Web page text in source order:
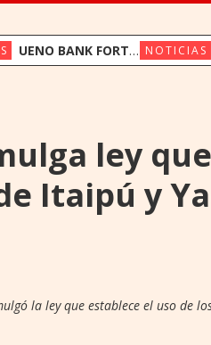
UENO BANK FORTALECE SU FONDEO INTERNACIONAL CON US$ 17,5 MILLONES DE TRIODOS BANK Y GAWA CAPITAL NOTICIAS
ley
Itaipú y
la ley que establece el uso de